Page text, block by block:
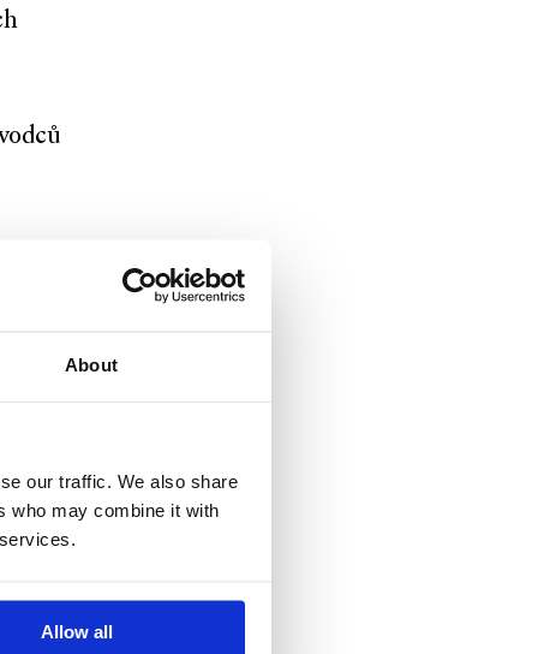
About
our traffic. We also share
who may combine it with
Allow all